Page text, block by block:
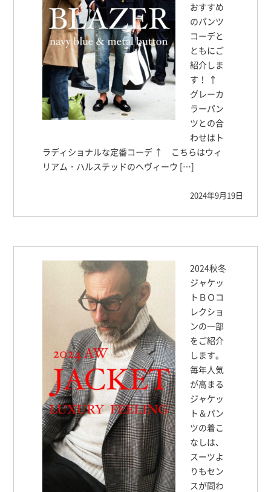
おすすめ
のパンツ
コーデと
ともにご
紹介しま
す！ ↑
グレーカ
ラーパン
ツとの合
わせはト
ラディショナルな定番コーデ ↑ こちらはウィ
リアム・ハルステッドのヘヴィーウ […]
2024年9月19日
2024秋冬
ジャケッ
トＢＯコ
レクショ
ンの一部
をご紹介
します。
毎年人気
が高まる
ジャケッ
ト＆パン
ツの着こ
なしは、
スーツよ
りもセン
スが問わ